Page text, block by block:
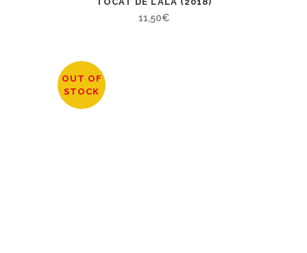
11,50€
OUT OF
STOCK